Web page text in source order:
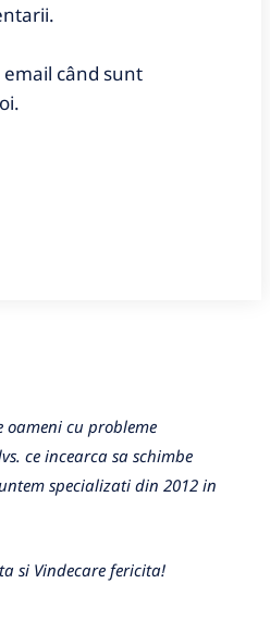
când sunt
cu probleme
ce incearca sa schimbe
specializati din 2012 in
si Vindecare fericita!